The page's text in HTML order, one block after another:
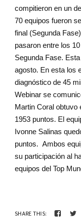
compitieron en un
70 equipos fueron
final (Segunda
pasaron entre los
Segunda Fase.
agosto. En esta los
diagnóstico de 45
Webinar se
Martin Coral obtuvo
1953 puntos. El
Ivonne Salinas
puntos. Ambos
su participación al
equipos del Top
SHARE THIS: